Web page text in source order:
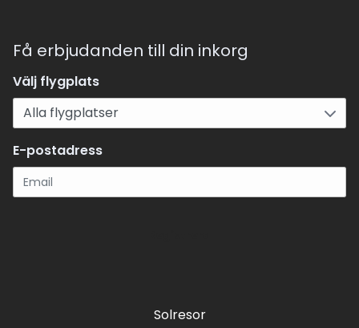
Få erbjudanden till din inkorg
Välj flygplats
E-postadress
Solresor